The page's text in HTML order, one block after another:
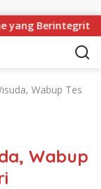
Wabup Tes
Wabup